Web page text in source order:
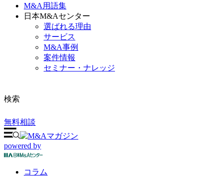
M&A用語集
日本M&Aセンター
選ばれる理由
サービス
M&A事例
案件情報
セミナー・ナレッジ
検索
無料相談
powered by
コラム